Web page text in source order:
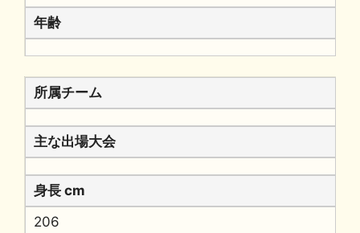
年齢
所属チーム
主な出場大会
身長 cm
206